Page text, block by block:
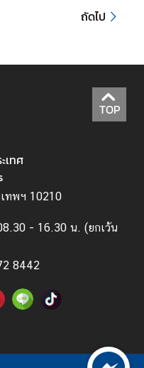
ถัดไป
TOP
เทศ
ทพฯ 10210
- 16.30 น. (ยกเว้น
8442